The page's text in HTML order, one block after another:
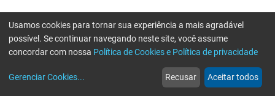
web
Notícias
more_horiz
Mais
Usamos cookies para tornar sua experiência a mais agradável
possível. Se continuar navegando neste site, você assume
concordar com nossa Política de Cookies e Política de privacidade
Gerenciar Cookies... Recusar Aceitar todos
Erro ao enviar informações, por favor tente novamente